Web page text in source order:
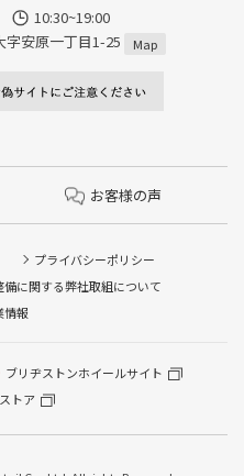
10:30~19:00
安原一丁目1-25
Map
お客様の声
プライバシーポリシー
備に関する弊社取組について
情報
ブリヂストンホイールサイト
トア
き替え/オイル交換/その他